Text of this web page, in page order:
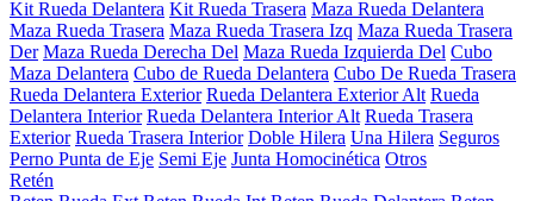
Kit Rueda Delantera Kit Rueda Trasera Maza Rueda Delantera
Maza Rueda Trasera Maza Rueda Trasera Izq Maza Rueda Trasera
Der Maza Rueda Derecha Del Maza Rueda Izquierda Del Cubo
Maza Delantera Cubo de Rueda Delantera Cubo De Rueda Trasera
Rueda Delantera Exterior Rueda Delantera Exterior Alt Rueda
Delantera Interior Rueda Delantera Interior Alt Rueda Trasera
Exterior Rueda Trasera Interior Doble Hilera Una Hilera Seguros
Perno Punta de Eje Semi Eje Junta Homocinética Otros
Retén